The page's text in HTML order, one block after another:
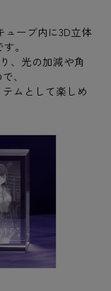
ューブ内に3D立体
。
、光の加減や角
、
ムとして楽しめ